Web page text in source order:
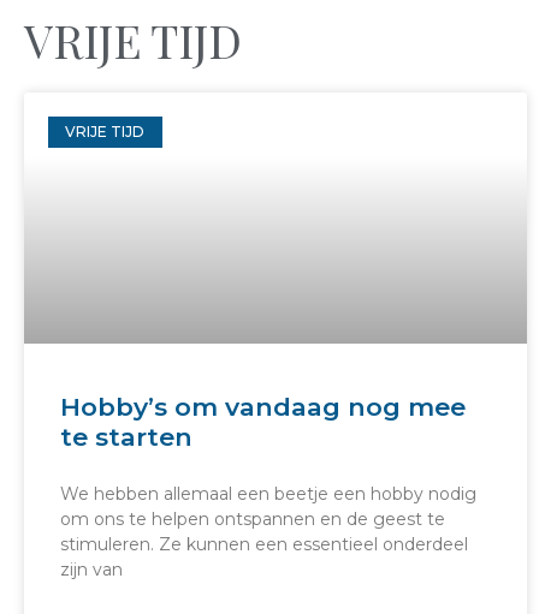
VRIJE TIJD
VRIJE TIJD
Hobby’s om vandaag nog mee
te starten
We hebben allemaal een beetje een hobby nodig
om ons te helpen ontspannen en de geest te
stimuleren. Ze kunnen een essentieel onderdeel
zijn van